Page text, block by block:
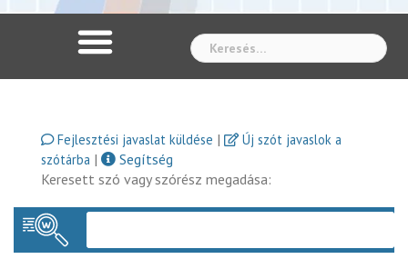
Fejlesztési javaslat küldése |
Új szót javaslok a
szótárba |
Segítség
Keresett szó vagy szórész megadása: